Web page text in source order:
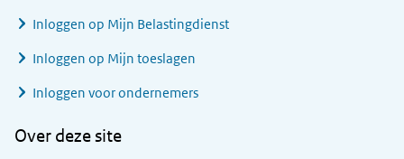
Inloggen op Mijn Belastingdienst
Inloggen op Mijn toeslagen
Inloggen voor ondernemers
Over deze site